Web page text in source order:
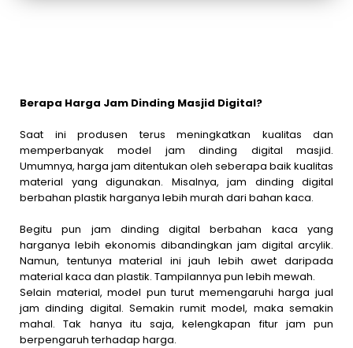
Berapa Harga Jam Dinding Masjid Digital?
Saat ini produsen terus meningkatkan kualitas dan
memperbanyak model jam dinding digital masjid.
Umumnya, harga jam ditentukan oleh seberapa baik kualitas
material yang digunakan. Misalnya, jam dinding digital
berbahan plastik harganya lebih murah dari bahan kaca.
Begitu pun jam dinding digital berbahan kaca yang
harganya lebih ekonomis dibandingkan jam digital arcylik.
Namun, tentunya material ini jauh lebih awet daripada
material kaca dan plastik. Tampilannya pun lebih mewah.
Selain material, model pun turut memengaruhi harga jual
jam dinding digital. Semakin rumit model, maka semakin
mahal. Tak hanya itu saja, kelengkapan fitur jam pun
berpengaruh terhadap harga.